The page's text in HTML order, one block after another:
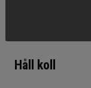
Håll koll